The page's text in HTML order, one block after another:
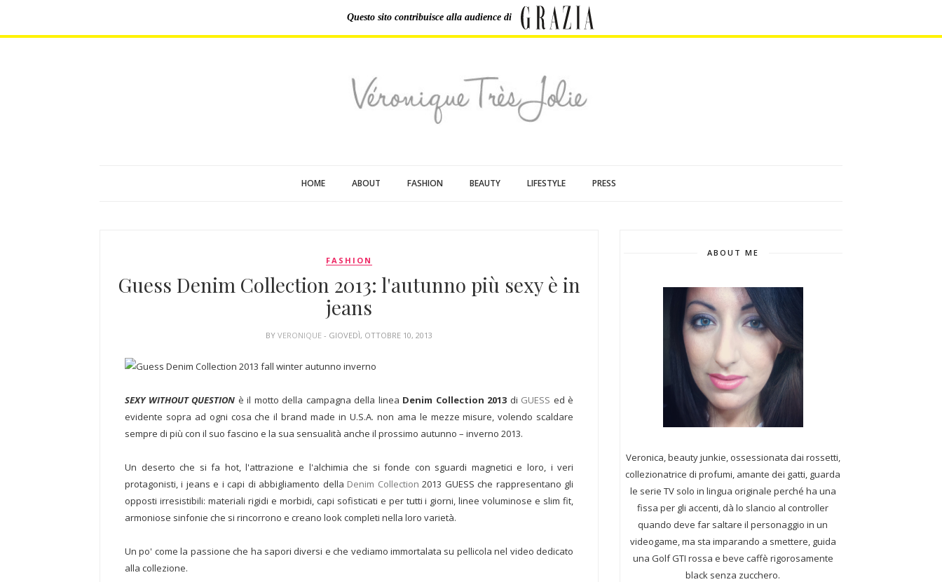
Questo sito contribuisce alla audience di
HOME ABOUT FASHION BEAUTY LIFESTYLE PRESS
FASHION
Guess Denim Collection 2013: l'autunno più sexy è in
jeans
BYVERONIQUE- GIOVEDÌ, OTTOBRE 10, 2013
SEXY WITHOUT QUESTION è il motto della campagna della linea Denim Collection 2013 di GUESS ed è
evidente sopra ad ogni cosa che il brand made in U.S.A. non ama le mezze misure, volendo scaldare
sempre di più con il suo fascino e la sua sensualità anche il prossimo autunno – inverno 2013.
Un deserto che si fa hot, l'attrazione e l'alchimia che si fonde con sguardi magnetici e loro, i veri
protagonisti, i jeans e i capi di abbigliamento della Denim Collection 2013 GUESS che rappresentano gli
opposti irresistibili: materiali rigidi e morbidi, capi sofisticati e per tutti i giorni, linee voluminose e slim fit,
armoniose sinfonie che si rincorrono e creano look completi nella loro varietà.
Un po' come la passione che ha sapori diversi e che vediamo immortalata su pellicola nel video dedicato
alla collezione.
ABOUT ME
Veronica, beauty junkie, ossessionata dai rossetti,
collezionatrice di profumi, amante dei gatti, guarda
le serie TV solo in lingua originale perché ha una
fissa per gli accenti, dà lo slancio al controller
quando deve far saltare il personaggio in un
videogame, ma sta imparando a smettere, guida
una Golf GTI rossa e beve caffè rigorosamente
black senza zucchero.